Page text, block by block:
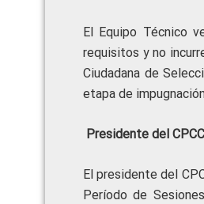
El Equipo Técnico
requisitos y no
Ciudadana de
etapa de
Presidente del
El presidente del
Período de